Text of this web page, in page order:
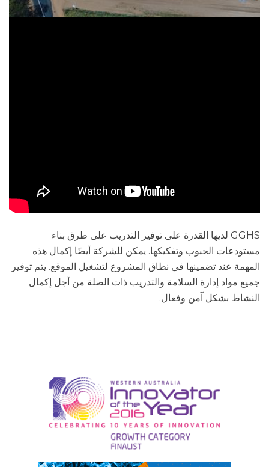
GGHS لديها القدرة على توفير التدريب على طرق بناء
مستودعات الحبوب وتفكيكها. يمكن للشركة أيضًا إكمال هذه
المهمة عند تضمينها في نطاق المشروع لتشغيل الموقع. يتم توفير
جميع مواد إدارة السلامة والتدريب ذات الصلة من أجل إكمال
النشاط بشكل آمن وفعال.